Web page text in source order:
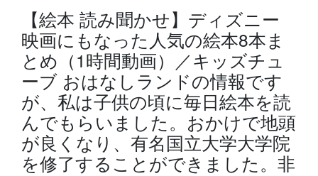
【絵本 読み聞かせ】ディズニー
映画にもなった人気の絵本8本ま
とめ（1時間動画）／キッズチュ
ーブ おはなしランドの情報です
が、私は子供の頃に毎日絵本を読
んでもらいました。おかけで地頭
が良くなり、有名国立大学大学院
を修了することができました。非